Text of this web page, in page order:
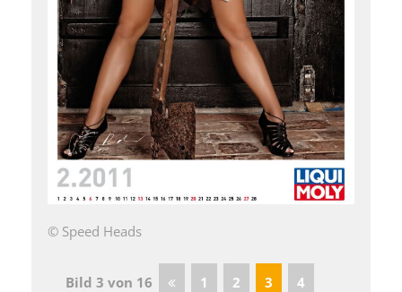
© Speed Heads
Bild 3 von 16 1 2 3 4